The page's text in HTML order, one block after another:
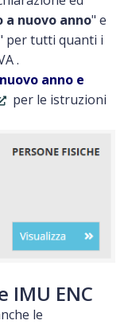
a nuovo anno" e
per tutti quanti i
.
anno e
per le istruzioni
IMU ENC
le